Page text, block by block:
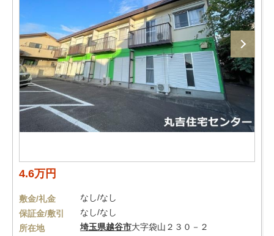
4.6万円
敷金/礼金
なし/なし
保証金/敷引
なし/なし
所在地
埼玉県越谷市大字袋山２３０－２